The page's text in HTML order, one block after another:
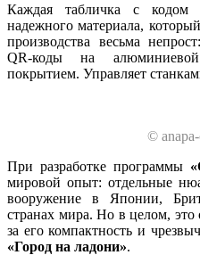
Каждая табличка с кодом
надежного материала,
производства весьма
QR-коды на
покрытием. Управляет
©
При разработке программы
мировой опыт: отдельные
вооружение в Японии,
странах мира. Но в целом,
за его компактность и
«Город на ладони».